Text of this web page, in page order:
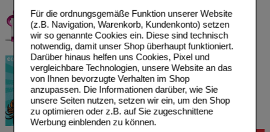
Für die ordnungsgemäße Funktion unserer Website
(z.B. Navigation, Warenkorb, Kundenkonto) setzen
wir so genannte Cookies ein. Diese sind technisch
notwendig, damit unser Shop überhaupt funktioniert.
Darüber hinaus helfen uns Cookies, Pixel und
vergleichbare Technologien, unsere Website an das
von Ihnen bevorzugte Verhalten im Shop
anzupassen. Die Informationen darüber, wie Sie
unsere Seiten nutzen, setzen wir ein, um den Shop
zu optimieren oder z.B. auf Sie zugeschnittene
Werbung einblenden zu können.